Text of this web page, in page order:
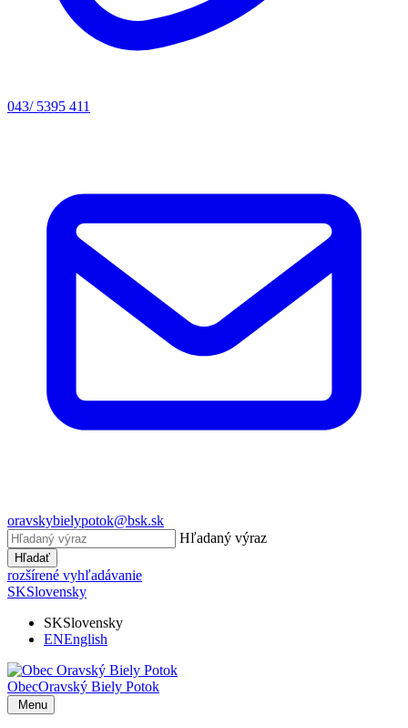
043/ 5395 411
oravskybielypotok@bsk.sk
Hľadaný výraz
Hľadať
rozšírené vyhľadávanie
SKSlovensky
SKSlovensky
ENEnglish
ObecOravský Biely Potok
Menu